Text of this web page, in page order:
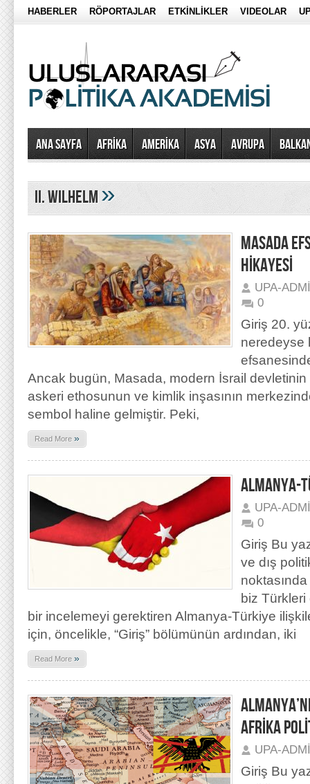
HABERLER RÖPORTAJLAR ETKİNLİKLER VIDEOLAR
Ana Sayfa AFRİKA AMERİKA ASYA AVRUPA
II. Wilhelm»
MASADA
HİKAYESİ
UPA-
0
Giriş 20.
neredeyse
Ancak bugün, Masada, modern İsrail
askeri ethosunun ve kimlik inşasının
sembol haline gelmiştir. Peki,
Read More »
ALMANYA-
UPA-
0
Giriş Bu
ve dış
biz Türkleri
bir incelemeyi gerektiren Almanya-Türkiye
için, öncelikle, “Giriş” bölümünün ardından, iki
Read More »
AFRİKA
UPA-
Giriş Bu